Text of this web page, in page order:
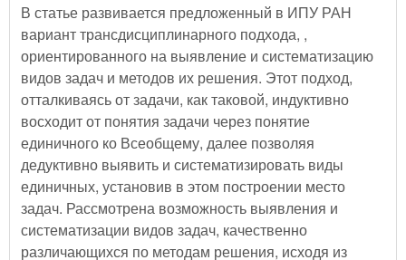
В статье развивается предложенный в ИПУ РАН
вариант трансдисциплинарного подхода, ,
ориентированного на выявление и систематизацию
видов задач и методов их решения. Этот подход,
отталкиваясь от задачи, как таковой, индуктивно
восходит от понятия задачи через понятие
единичного ко Всеобщему, далее позволяя
дедуктивно выявить и систематизировать виды
единичных, установив в этом построении место
задач. Рассмотрена возможность выявления и
систематизации видов задач, качественно
различающихся по методам решения, исходя из